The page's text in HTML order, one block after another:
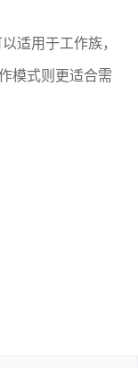
适用于工作族，
模式则更适合需